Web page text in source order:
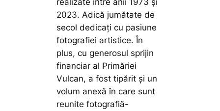
realizate între anii 1973 și
2023. Adică jumătate de
secol dedicați cu pasiune
fotografiei artistice. În
plus, cu generosul sprijin
financiar al Primăriei
Vulcan, a fost tipărit și un
volum anexă în care sunt
reunite fotografiă-